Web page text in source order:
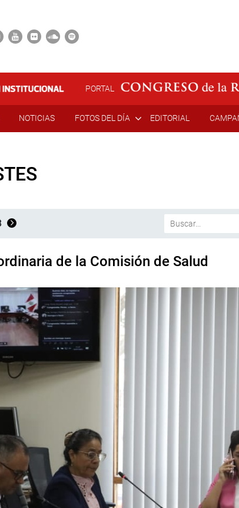
PORTAL
NOTICIAS FOTOS DEL DÍA EDITORIAL
de la Comisión de Salud